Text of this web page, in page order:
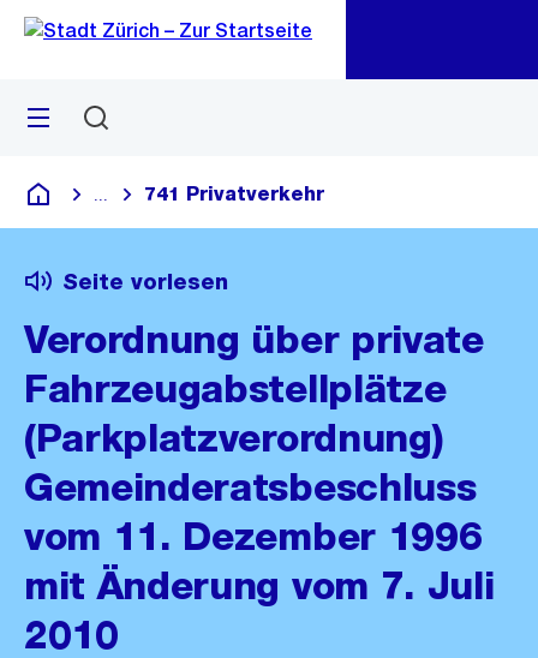
Navigation
Sprunglink
Menü
Deutsch
Blende alle Breadcrumbs ein
741 Privatverkehr
Seite vorlesen
Verordnung über private
Fahrzeugabstellplätze
(Parkplatzverordnung)
Gemeinderatsbeschluss
vom 11. Dezember 1996
mit Änderung vom 7. Juli
2010